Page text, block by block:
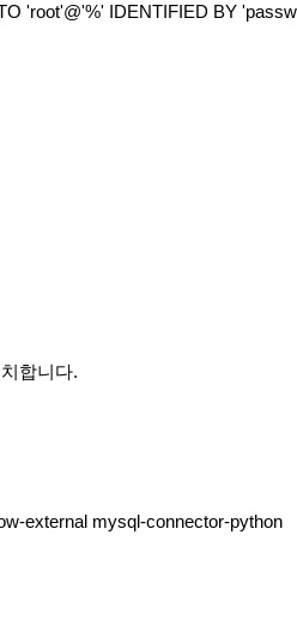
'root'@'%' IDENTIFIED BY
합니다.
external mysql-connector-python